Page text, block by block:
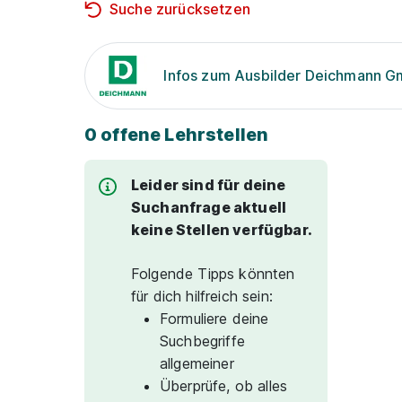
Suche zurücksetzen
Infos zum Ausbilder Deichmann
0 offene Lehrstellen
Leider sind für deine
Suchanfrage aktuell
keine Stellen verfügbar.
Folgende Tipps könnten
für dich hilfreich sein:
Formuliere deine
Suchbegriffe
allgemeiner
Überprüfe, ob alles